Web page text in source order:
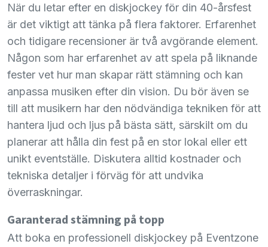
När du letar efter en diskjockey för din 40-årsfest
är det viktigt att tänka på flera faktorer. Erfarenhet
och tidigare recensioner är två avgörande element.
Någon som har erfarenhet av att spela på liknande
fester vet hur man skapar rätt stämning och kan
anpassa musiken efter din vision. Du bör även se
till att musikern har den nödvändiga tekniken för att
hantera ljud och ljus på bästa sätt, särskilt om du
planerar att hålla din fest på en stor lokal eller ett
unikt eventställe. Diskutera alltid kostnader och
tekniska detaljer i förväg för att undvika
överraskningar.
Garanterad stämning på topp
Att boka en professionell diskjockey på Eventzone